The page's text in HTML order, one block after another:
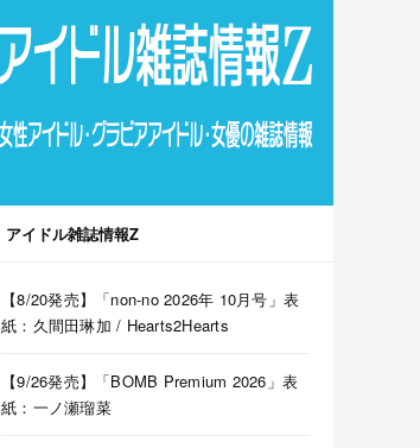
アイドル雑誌情報Z
【8/20発売】「non-no 2026年 10月号」表
紙：久間田琳加 / Hearts2Hearts
【9/26発売】「BOMB Premium 2026」表
紙：一ノ瀬瑠菜